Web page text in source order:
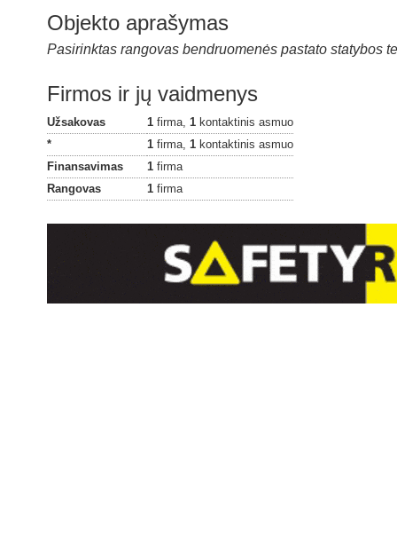
Objekto aprašymas
Pasirinktas rangovas bendruomenės pastato statybos
Firmos ir jų vaidmenys
Užsakovas 1 firma, 1 kontaktinis asmuo
*
1 firma, 1 kontaktinis asmuo
Finansavimas
1 firma
Rangovas
1 firma